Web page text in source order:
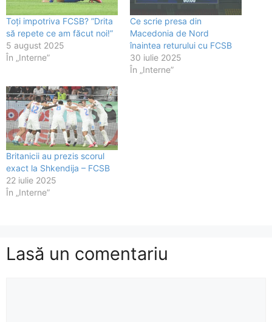
Toți impotriva FCSB? ”Drita
să repete ce am făcut noi!”
5 august 2025
În „Interne”
Ce scrie presa din
Macedonia de Nord
înaintea returului cu FCSB
30 iulie 2025
În „Interne”
Britanicii au prezis scorul
exact la Shkendija – FCSB
22 iulie 2025
În „Interne”
Lasă un comentariu